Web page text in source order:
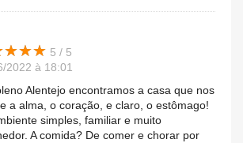
★★★
★★★ 5 / 5
2022 à 18:01
Alentejo encontramos a casa que nos
a alma, o coração, e claro, o estômago!
simples, familiar e muito
A comida? De comer e chorar por